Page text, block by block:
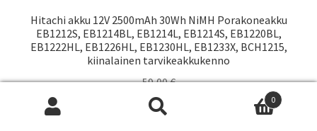
Hitachi akku 12V 2500mAh 30Wh NiMH Porakoneakku
EB1212S, EB1214BL, EB1214L, EB1214S, EB1220BL,
EB1222HL, EB1226HL, EB1230HL, EB1233X, BCH1215,
kiinalainen tarvikeakkukenno
59,00€
Saatavuus:
0